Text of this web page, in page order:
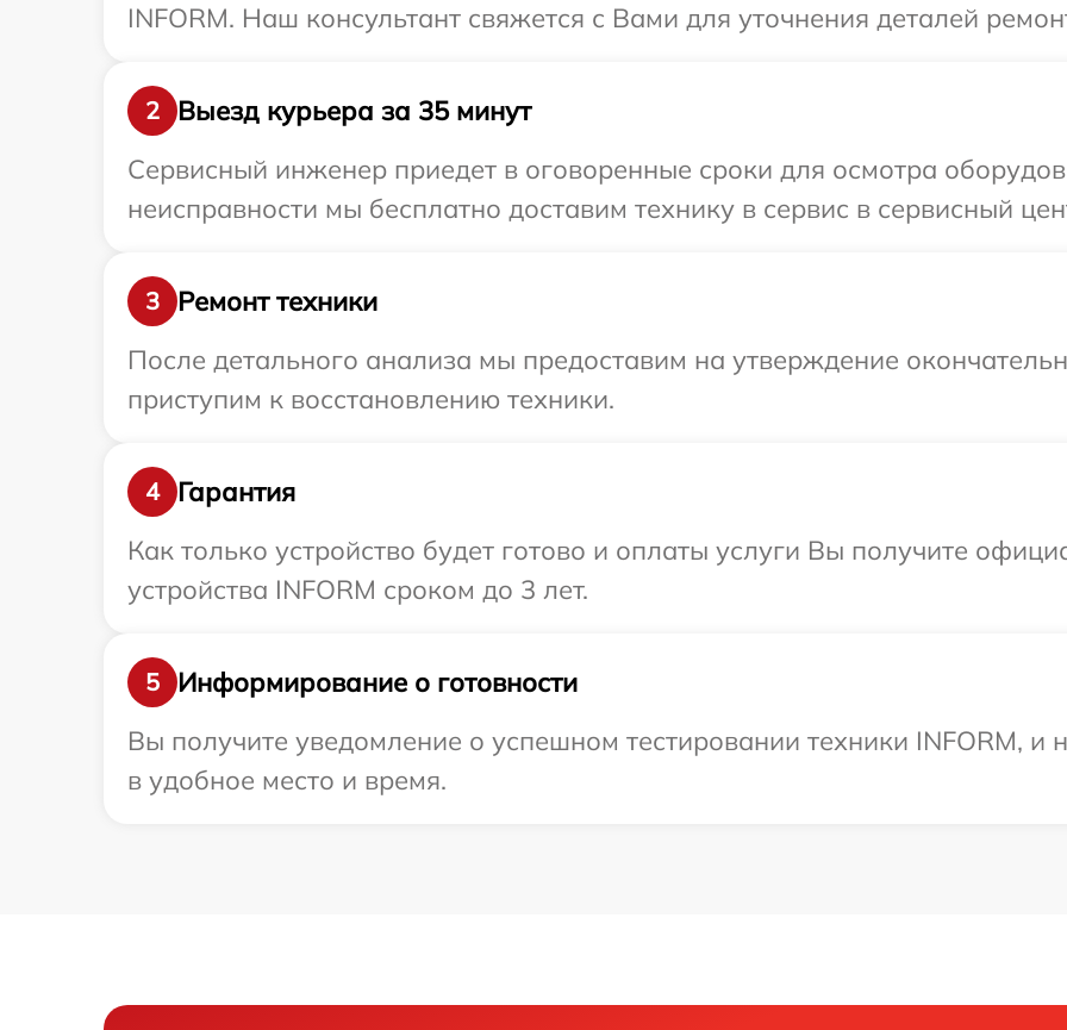
INFORM. Наш консультант свяжется с Вами для уточнения деталей
2
Выезд курьера за 35 минут
Сервисный инженер приедет в оговоренные сроки для осмотра
неисправности мы бесплатно доставим технику в сервис в сервисный
3
Ремонт техники
После детального анализа мы предоставим на утверждение
приступим к восстановлению техники.
4
Гарантия
Как только устройство будет готово и оплаты услуги Вы получите
устройства INFORM сроком до 3 лет.
5
Информирование о готовности
Вы получите уведомление о успешном тестировании техники INFORM, и
в удобное место и время.